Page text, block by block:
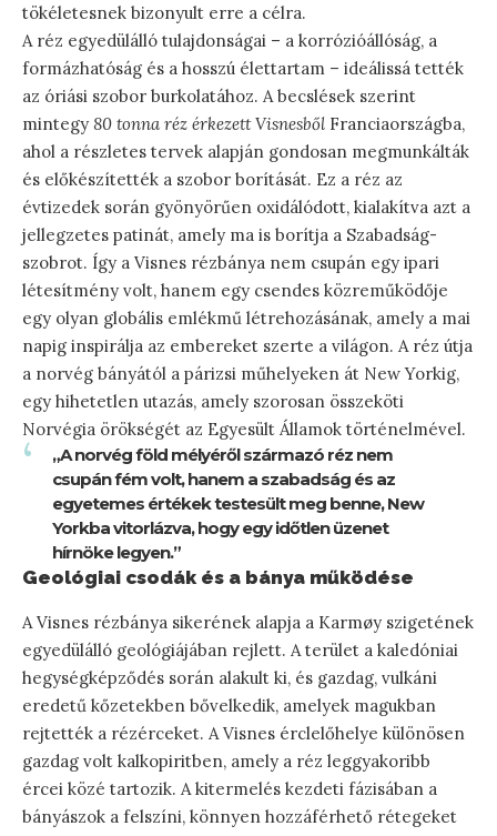
tökéletesnek bizonyult erre a célra.
A réz egyedülálló tulajdonságai – a korrózióállóság, a
formázhatóság és a hosszú élettartam – ideálissá tették
az óriási szobor burkolatához. A becslések szerint
mintegy 80 tonna réz érkezett Visnesből Franciaországba,
ahol a részletes tervek alapján gondosan megmunkálták
és előkészítették a szobor borítását. Ez a réz az
évtizedek során gyönyörűen oxidálódott, kialakítva azt a
jellegzetes patinát, amely ma is borítja a Szabadság-
szobrot. Így a Visnes rézbánya nem csupán egy ipari
létesítmény volt, hanem egy csendes közreműködője
egy olyan globális emlékmű létrehozásának, amely a mai
napig inspirálja az embereket szerte a világon. A réz útja
a norvég bányától a párizsi műhelyeken át New Yorkig,
egy hihetetlen utazás, amely szorosan összeköti
Norvégia örökségét az Egyesült Államok történelmével.
„A norvég föld mélyéről származó réz nem
csupán fém volt, hanem a szabadság és az
egyetemes értékek testesült meg benne, New
Yorkba vitorlázva, hogy egy időtlen üzenet
hírnöke legyen.”
Geológiai csodák és a bánya működése
A Visnes rézbánya sikerének alapja a Karmøy szigetének
egyedülálló geológiájában rejlett. A terület a kaledóniai
hegységképződés során alakult ki, és gazdag, vulkáni
eredetű kőzetekben bővelkedik, amelyek magukban
rejtették a rézérceket. A Visnes érclelőhelye különösen
gazdag volt kalkopiritben, amely a réz leggyakoribb
ércei közé tartozik. A kitermelés kezdeti fázisában a
bányászok a felszíni, könnyen hozzáférhető rétegeket